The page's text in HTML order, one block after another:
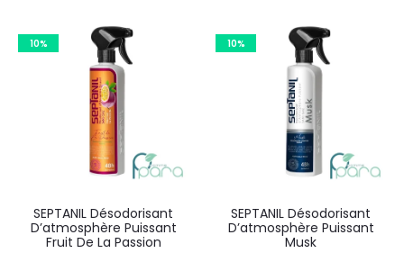
initial
était :
16,1
DT.
actuel
10%
SEPTANIL Désodorisant
D’atmosphère Puissant
Fruit De La Passion
10%
SEPTANIL Désodorisant
D’atmosphère Puissant
Musk